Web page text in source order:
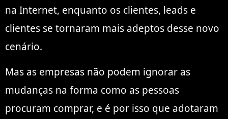
na Internet, enquanto os clientes, leads e
clientes se tornaram mais adeptos desse novo
cenário.
Mas as empresas não podem ignorar as
mudanças na forma como as pessoas
procuram comprar, e é por isso que adotaram